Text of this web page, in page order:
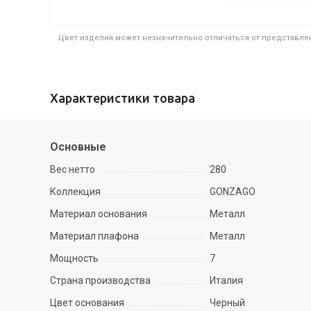
Цвет изделия может незначительно отличаться от
Характеристики товара
Основные
Вес нетто
280
Коллекция
GONZAGO
Материал основания
Металл
Материал плафона
Металл
Мощность
7
Страна производства
Италия
Цвет основания
Черный